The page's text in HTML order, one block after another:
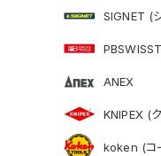
SIGNET (
ANEX
KNIPEX (
koken (コ